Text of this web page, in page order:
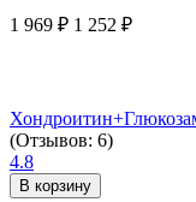
1 969 ₽ 1 252 ₽
(Отзывов: 6)
4.8
В корзину